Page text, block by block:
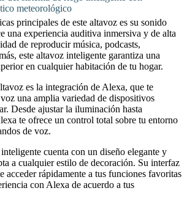
meteorológico
principales de este altavoz es su sonido
una experiencia auditiva inmersiva y de alta
de reproducir música, podcasts,
este altavoz inteligente garantiza una
en cualquier habitación de tu hogar.
es la integración de Alexa, que te
una amplia variedad de dispositivos
Desde ajustar la iluminación hasta
te ofrece un control total sobre tu entorno
de voz.
cuenta con un diseño elegante y
a cualquier estilo de decoración. Su interfaz
acceder rápidamente a tus funciones favoritas
con Alexa de acuerdo a tus